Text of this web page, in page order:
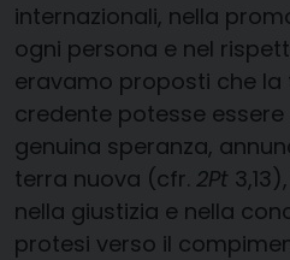
internazionali, nella
ogni persona e nel
eravamo proposti che la
credente potesse
genuina speranza,
terra nuova (cfr. 2Pt
nella giustizia e nella
protesi verso il